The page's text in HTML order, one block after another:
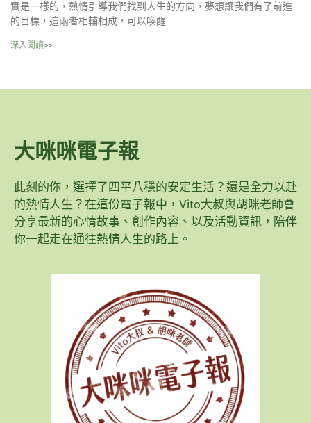
實是一樣的，熱情引導我們找到人生的方向，夢想讓我們有了前進
的目標，這兩者相輔相成，可以喚醒
深入閱讀>>
大咪咪電子報
此刻的你，選擇了四平八穩的安定生活？還是全力以赴
的熱情人生？在這份電子報中，Vito大叔與胡咪老師會
分享最新的心情故事、創作內容、以及活動資訊，陪伴
你一起走在通往熱情人生的路上。